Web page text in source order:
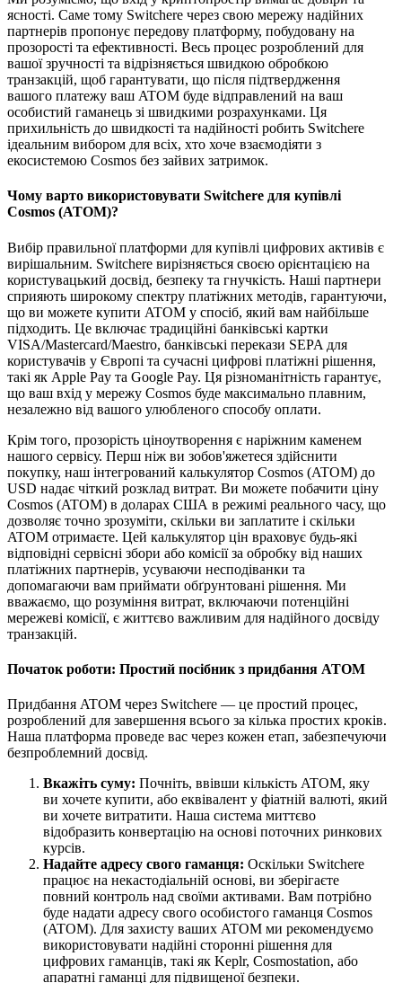
ясності. Саме тому Switchere через свою мережу надійних
партнерів пропонує передову платформу, побудовану на
прозорості та ефективності. Весь процес розроблений для
вашої зручності та відрізняється швидкою обробкою
транзакцій, щоб гарантувати, що після підтвердження
вашого платежу ваш ATOM буде відправлений на ваш
особистий гаманець зі швидкими розрахунками. Ця
прихильність до швидкості та надійності робить Switchere
ідеальним вибором для всіх, хто хоче взаємодіяти з
екосистемою Cosmos без зайвих затримок.
Чому варто використовувати Switchere для купівлі
Cosmos (ATOM)?
Вибір правильної платформи для купівлі цифрових активів є
вирішальним. Switchere вирізняється своєю орієнтацією на
користувацький досвід, безпеку та гнучкість. Наші партнери
сприяють широкому спектру платіжних методів, гарантуючи,
що ви можете купити ATOM у спосіб, який вам найбільше
підходить. Це включає традиційні банківські картки
VISA/Mastercard/Maestro, банківські перекази SEPA для
користувачів у Європі та сучасні цифрові платіжні рішення,
такі як Apple Pay та Google Pay. Ця різноманітність гарантує,
що ваш вхід у мережу Cosmos буде максимально плавним,
незалежно від вашого улюбленого способу оплати.
Крім того, прозорість ціноутворення є наріжним каменем
нашого сервісу. Перш ніж ви зобов'яжетеся здійснити
покупку, наш інтегрований калькулятор Cosmos (ATOM) до
USD надає чіткий розклад витрат. Ви можете побачити ціну
Cosmos (ATOM) в доларах США в режимі реального часу, що
дозволяє точно зрозуміти, скільки ви заплатите і скільки
ATOM отримаєте. Цей калькулятор цін враховує будь-які
відповідні сервісні збори або комісії за обробку від наших
платіжних партнерів, усуваючи несподіванки та
допомагаючи вам приймати обґрунтовані рішення. Ми
вважаємо, що розуміння витрат, включаючи потенційні
мережеві комісії, є життєво важливим для надійного досвіду
транзакцій.
Початок роботи: Простий посібник з придбання ATOM
Придбання ATOM через Switchere — це простий процес,
розроблений для завершення всього за кілька простих кроків.
Наша платформа проведе вас через кожен етап, забезпечуючи
безпроблемний досвід.
Вкажіть суму: Почніть, ввівши кількість ATOM, яку
ви хочете купити, або еквівалент у фіатній валюті, який
ви хочете витратити. Наша система миттєво
відобразить конвертацію на основі поточних ринкових
курсів.
Надайте адресу свого гаманця: Оскільки Switchere
працює на некастодіальній основі, ви зберігаєте
повний контроль над своїми активами. Вам потрібно
буде надати адресу свого особистого гаманця Cosmos
(ATOM). Для захисту ваших ATOM ми рекомендуємо
використовувати надійні сторонні рішення для
цифрових гаманців, такі як Keplr, Cosmostation, або
апаратні гаманці для підвищеної безпеки.